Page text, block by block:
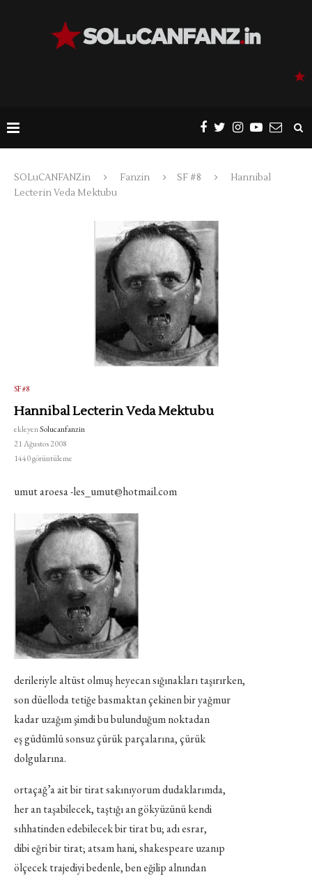
SOLuCANFANZin Fanzin SF #8
Hannibal
Lecterin Veda Mektubu
SF #8
Hannibal Lecterin Veda Mektubu
ekleyenSolucanfanzin
21 Ağustos 2008
1440görüntüleme
umut aroesa -les_umut@hotmail.com
derileriyle altüst olmuş heyecan sığınakları taşırırken,
son düelloda tetiğe basmaktan çekinen bir yağmur
kadar uzağım şimdi bu bulunduğum noktadan
eş güdümlü sonsuz çürük parçalarına, çürük
dolgularına.
ortaçağ’a ait bir tirat sakınıyorum dudaklarımda,
her an taşabilecek, taştığı an gökyüzünü kendi
sıhhatinden edebilecek bir tirat bu; adı esrar,
dibi eğri bir tirat; atsam hani, shakespeare uzanıp
ölçecek trajediyi bedenle, ben eğilip alnından